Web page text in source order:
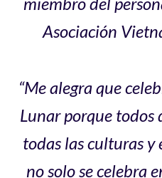
Asociación
“Me alegra que
Lunar porque todos
todas las culturas y
no solo se celebra